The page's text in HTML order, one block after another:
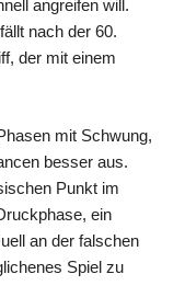
angreifen will.
nach der 60.
der mit einem
mit Schwung,
besser aus.
Punkt im
ein
an der falschen
Spiel zu